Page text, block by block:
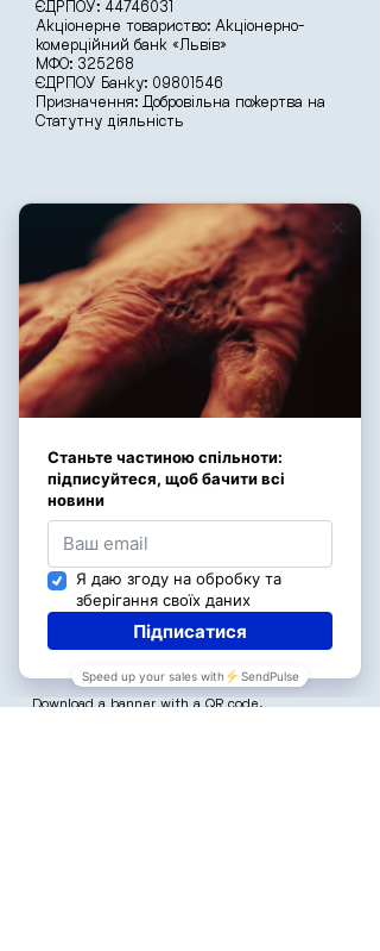
ЄДРПОУ: 44746031
Акціонерне товариство: Акціонерно-
комерційний банк «Львів»
МФО: 325268
ЄДРПОУ Банку: 09801546
Призначення: Добровільна пожертва на
Статутну діяльність
РЕКВІЗИТИ:
Отримувач: ГО «УВЦ»
IBAN:
UA433252680000026009139283003
ЄДРПОУ: 44746031
Акціонерне товариство: Акціонерно-
комерційний банк «Львів»
МФО: 325268
Призначення: Добровільна пожертва
на Статутну діяльність
POSTERS WITH
QR
Download a banner with a QR code.